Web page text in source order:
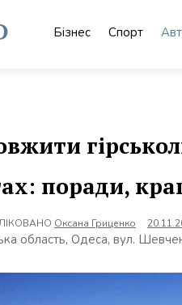
Бізнес Спорт
поради,
Оксана Гриценко
область, Одеса, вул.